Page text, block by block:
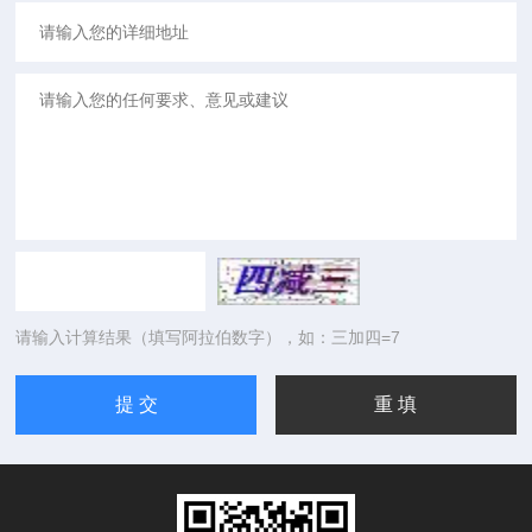
请输入计算结果（填写阿拉伯数字），如：三加四=7